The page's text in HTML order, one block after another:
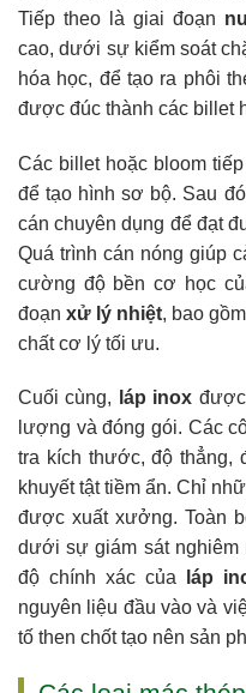
Tiếp theo là giai đoạn
cao, dưới sự kiểm soát
hóa học, để tạo ra phôi
được đúc thành các billet
Các billet hoặc bloom
để tạo hình sơ bộ. Sau
cán chuyên dụng để đạt
Quá trình cán nóng giúp
cường độ bền cơ học
đoạnxử lý nhiệt, bao
chất cơ lý tối ưu.
Cuối cùng, láp inox
lượng và đóng gói. Các
tra kích thước, độ thẳng,
khuyết tật tiềm ẩn. Chỉ
được xuất xưởng. Toàn
dưới sự giám sát nghiêm
độ chính xác của
láp
nguyên liệu đầu vào và
tố then chốt tạo nên sản